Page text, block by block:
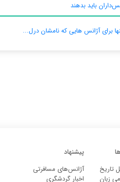
باید بدهند
برای آژانس‌ هایی که نامشان درل...
تاریخ
زبان
پیشنهاد
آژانس‌های مسافرتی
اخبار گردشگری